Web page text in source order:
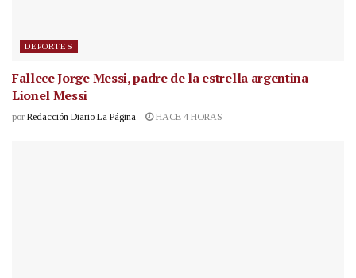
DEPORTES
Fallece Jorge Messi, padre de la estrella argentina
Lionel Messi
por Redacción Diario La Página HACE 4 HORAS